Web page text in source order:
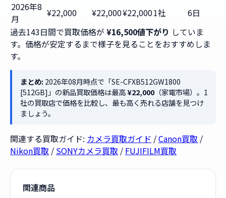
2026年8
月
¥22,000 ¥22,000¥22,0001社
6日
過去143日間で買取価格が ¥16,500値下がり していま
す。価格が安定するまで様子を見ることをおすすめしま
す。
まとめ:2026年08月時点で「SE-CFXB512GW1800
[512GB]」の新品買取価格は最高¥22,000（家電市場）。1
社の買取店で価格を比較し、最も高く売れる店舗を見つけ
ましょう。
関連する買取ガイド: カメラ買取ガイド /Canon買取 /
Nikon買取 / SONYカメラ買取 / FUJIFILM買取
関連商品